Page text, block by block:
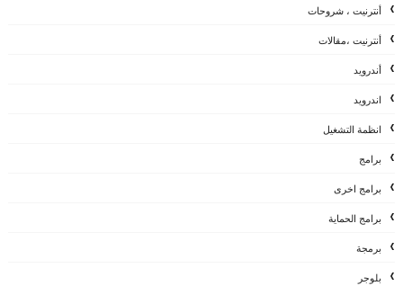
أنترنيت ، شروحات
أنترنيت ،مقالات
أندرويد
اندرويد
انظمة التشغيل
برامج
برامج اخرى
برامج الحماية
برمجة
بلوجر